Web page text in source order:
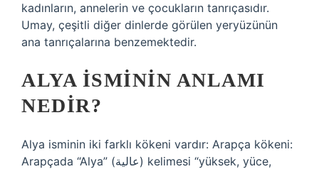
kadınların, annelerin ve çocukların tanrıçasıdır.
Umay, çeşitli diğer dinlerde görülen yeryüzünün
ana tanrıçalarına benzemektedir.
ALYA ISMININ ANLAMI
NEDIR?
Alya isminin iki farklı kökeni vardır: Arapça kökeni:
Arapçada “Alya” (عالية) kelimesi “yüksek, yüce,